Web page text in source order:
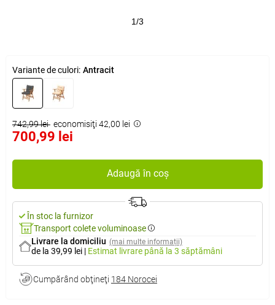
1/3
Variante de culori: Antracit
742,99 lei economisiţi 42,00 lei
700,99 lei
Adaugă în coș
În stoc la furnizor
Transport colete voluminoase
Livrare la domiciliu (mai multe informații)
de la 39,99 lei | Estimat livrare până la 3 săptămâni
Cumpărând obţineţi 184 Norocei